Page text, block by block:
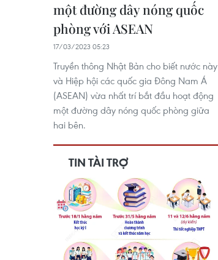
một đường dây nóng quốc
phòng với ASEAN
17/03/2023 05:23
Truyền thông Nhật Bản cho biết nước này
và Hiệp hội các quốc gia Đông Nam Á
(ASEAN) vừa nhất trí bắt đầu hoạt động
một đường dây nóng quốc phòng giữa
hai bên.